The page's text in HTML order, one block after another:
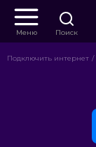
Меню Поиск
Подключить интернет